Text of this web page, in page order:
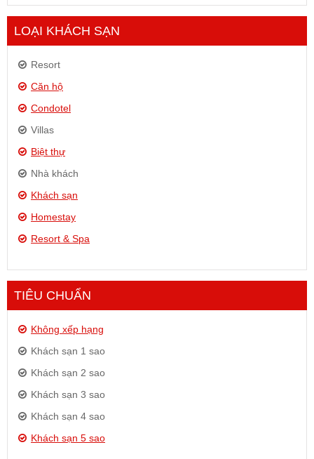
LOẠI KHÁCH SẠN
Resort
Căn hộ
Condotel
Villas
Biệt thự
Nhà khách
Khách sạn
Homestay
Resort & Spa
TIÊU CHUẨN
Không xếp hạng
Khách sạn 1 sao
Khách sạn 2 sao
Khách sạn 3 sao
Khách sạn 4 sao
Khách sạn 5 sao